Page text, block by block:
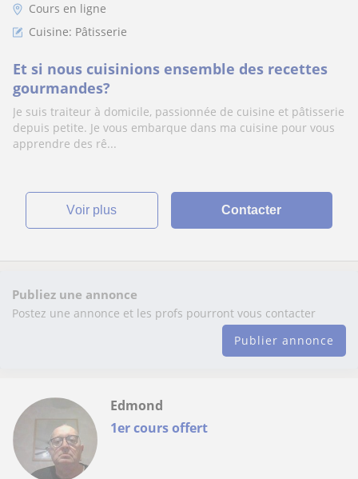
Cours en ligne
Cuisine: Pâtisserie
Et si nous cuisinions ensemble des recettes
gourmandes?
Je suis traiteur à domicile, passionnée de cuisine et pâtisserie
depuis petite. Je vous embarque dans ma cuisine pour vous
apprendre des rê...
voir plus Contacter
Publiez une annonce
Postez une annonce et les profs pourront vous contacter
Publier annonce
1er cours offert
Edmond